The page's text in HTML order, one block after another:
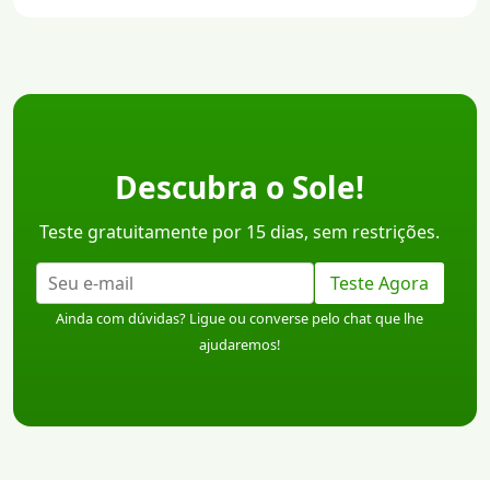
Descubra o Sole!
Teste gratuitamente por 15 dias, sem restrições.
Teste Agora
Ainda com dúvidas? Ligue ou converse pelo chat que lhe
ajudaremos!